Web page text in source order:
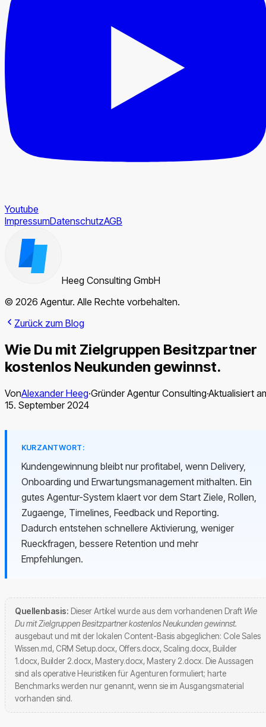
Youtube
ImpressumDatenschutzAGB
Heeg Consulting GmbH
© 2026 Agentur. Alle Rechte vorbehalten.
Zurück zum Blog
Wie Du mit Zielgruppen Besitzpartner
kostenlos Neukunden gewinnst.
VonAlexander Heeg·Gründer Agentur Consulting·Aktualisiert
15. September 2024
KURZANTWORT:
Kundengewinnung bleibt nur profitabel, wenn Delivery,
Onboarding und Erwartungsmanagement mithalten. Ein
gutes Agentur-System klaert vor dem Start Ziele, Rollen,
Zugaenge, Timelines, Feedback und Reporting.
Dadurch entstehen schnellere Aktivierung, weniger
Rueckfragen, bessere Retention und mehr
Empfehlungen.
Quellenbasis: Dieser Artikel wurde aus dem vorhandenen Draft Wie
Du mit Zielgruppen Besitzpartner kostenlos Neukunden gewinnst.
ausgebaut und mit der lokalen Content-Basis abgeglichen: Cole Sales
Wissen.md, CRM Setup.docx, Offers.docx, Scaling.docx, Builder
1.docx, Builder 2.docx, Mastery.docx, Mastery 2.docx. Die Aussagen
sind als operative Heuristiken für Agenturen formuliert; harte
Benchmarks werden nur genannt, wenn sie im Ausgangsmaterial
vorhanden sind.